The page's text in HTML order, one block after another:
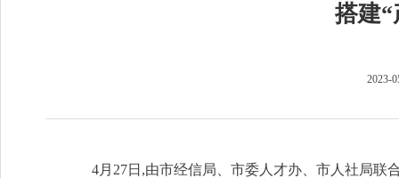
搭建
2023-
4月27日,由市经信局、市委人才办、市人社局